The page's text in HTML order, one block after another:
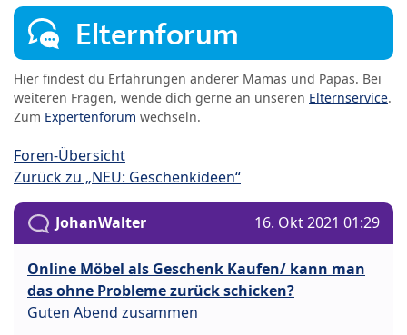
Elternforum
Hier findest du Erfahrungen anderer Mamas und Papas. Bei
weiteren Fragen, wende dich gerne an unseren Elternservice.
Zum Expertenforum wechseln.
Foren-Übersicht
Zurück zu „NEU: Geschenkideen“
JohanWalter 16. Okt 2021 01:29
Online Möbel als Geschenk Kaufen/ kann man
das ohne Probleme zurück schicken?
Guten Abend zusammen